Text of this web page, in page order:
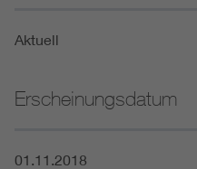
Aktuell
Erscheinungsdatum
01.11.2018